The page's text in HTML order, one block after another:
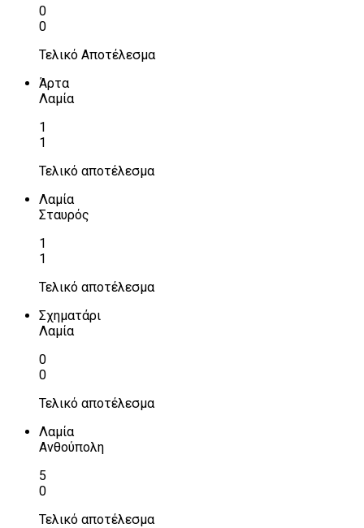
0
0
Τελικό Αποτέλεσμα
Άρτα
Λαμία
1
1
Τελικό αποτέλεσμα
Λαμία
Σταυρός
1
1
Τελικό αποτέλεσμα
Σχηματάρι
Λαμία
0
0
Τελικό αποτέλεσμα
Λαμία
Ανθούπολη
5
0
Τελικό αποτέλεσμα